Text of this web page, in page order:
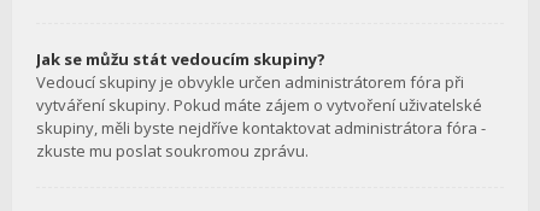
Jak se můžu stát vedoucím skupiny?
Vedoucí skupiny je obvykle určen administrátorem fóra při
vytváření skupiny. Pokud máte zájem o vytvoření uživatelské
skupiny, měli byste nejdříve kontaktovat administrátora fóra -
zkuste mu poslat soukromou zprávu.